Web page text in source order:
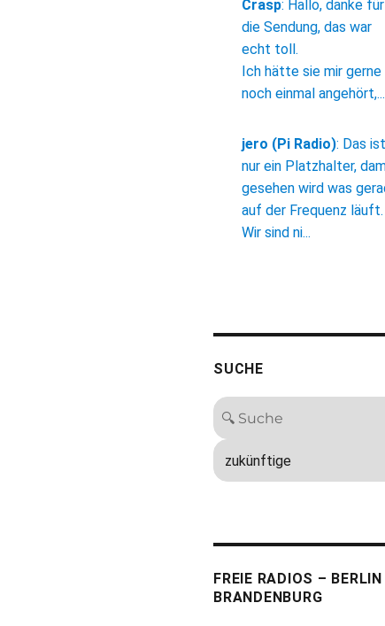
Crasp: Hallo, danke für
die Sendung, das war
echt toll.
Ich hätte sie mir gerne
noch einmal angehört,...
jero (Pi Radio): Das ist
nur ein Platzhalter,
gesehen wird was
auf der Frequenz läuft.
Wir sind ni...
SUCHE
FREIE RADIOS – BERLIN
BRANDENBURG